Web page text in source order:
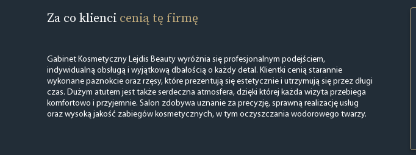
Za co klienci cenią tę firmę
Gabinet Kosmetyczny Lejdis Beauty wyróżnia się profesjonalnym podejściem,
indywidualną obsługą i wyjątkową dbałością o każdy detal. Klientki cenią starannie
wykonane paznokcie oraz rzęsy, które prezentują się estetycznie i utrzymują się przez długi
czas. Dużym atutem jest także serdeczna atmosfera, dzięki której każda wizyta przebiega
komfortowo i przyjemnie. Salon zdobywa uznanie za precyzję, sprawną realizację usług
oraz wysoką jakość zabiegów kosmetycznych, w tym oczyszczania wodorowego twarzy.